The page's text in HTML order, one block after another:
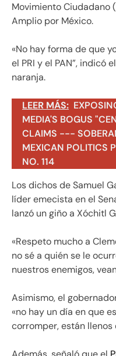
Movimiento Ciudadano
Amplio por México.
«No hay forma de que
el PRI y el PAN”, indicó
naranja.
LEER MÁS:
MEDIA'S BOGUS
CLAIMS ---
MEXICAN POLITICS
NO. 114
Los dichos de Samuel
líder emecista en el
lanzó un giño a Xóchitl
«Respeto mucho a
no sé a quién se le
nuestros enemigos,
Asimismo, el
«no hay un día en que
corromper, están llenos